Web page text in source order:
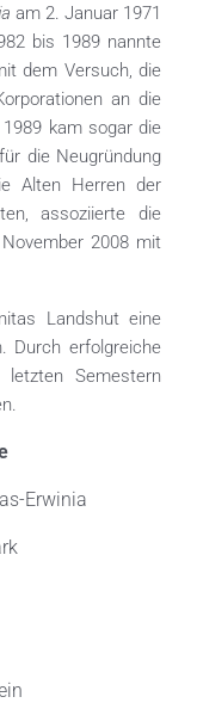
am 2. Januar 1971
bis 1989 nannte
dem Versuch, die
an die
kam sogar die
die Neugründung
Alten Herren der
assoziierte die
2008 mit
Landshut eine
Durch erfolgreiche
Semestern
Erwinia